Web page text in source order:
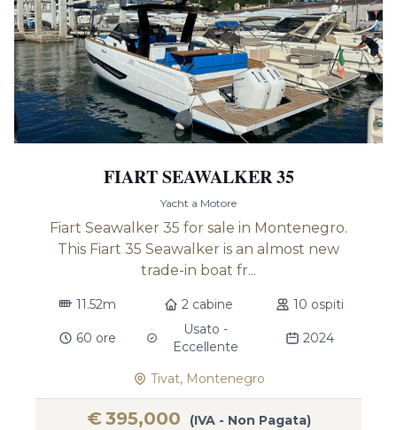
FIART SEAWALKER 35
Yacht a Motore
Fiart Seawalker 35 for sale in Montenegro.
This Fiart 35 Seawalker is an almost new
trade-in boat fr...
11.52m 2 cabine 10 ospiti
60 ore
Usato -
Eccellente
2024
Tivat, Montenegro
€395,000 (IVA - Non Pagata)